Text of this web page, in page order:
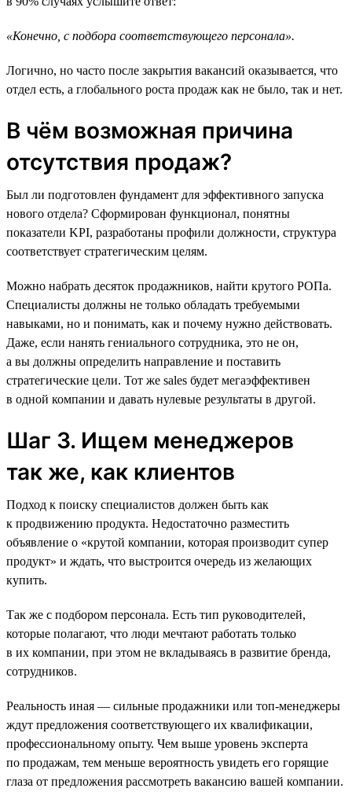
«Конечно, с подбора соответствующего персонала».
Логично, но часто после закрытия вакансий оказывается, что
отдел есть, а глобального роста продаж как не было, так и нет.
В чём возможная причина
отсутствия продаж?
Был ли подготовлен фундамент для эффективного запуска
нового отдела? Сформирован функционал, понятны
показатели KPI, разработаны профили должности, структура
соответствует стратегическим целям.
Можно набрать десяток продажников, найти крутого РОПа.
Специалисты должны не только обладать требуемыми
навыками, но и понимать, как и почему нужно действовать.
Даже, если нанять гениального сотрудника, это не он,
а вы должны определить направление и поставить
стратегические цели. Тот же sales будет мегаэффективен
в одной компании и давать нулевые результаты в другой.
Шаг 3. Ищем менеджеров
так же, как клиентов
Подход к поиску специалистов должен быть как
к продвижению продукта. Недостаточно разместить
объявление о «крутой компании, которая производит супер
продукт» и ждать, что выстроится очередь из желающих
купить.
Так же с подбором персонала. Есть тип руководителей,
которые полагают, что люди мечтают работать только
в их компании, при этом не вкладываясь в развитие бренда,
сотрудников.
Реальность иная — сильные продажники или топ-менеджеры
ждут предложения соответствующего их квалификации,
профессиональному опыту. Чем выше уровень эксперта
по продажам, тем меньше вероятность увидеть его горящие
глаза от предложения рассмотреть вакансию вашей компании.